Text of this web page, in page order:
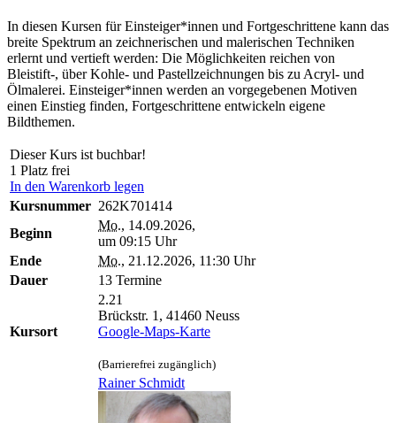
In diesen Kursen für Einsteiger*innen und Fortgeschrittene kann das
breite Spektrum an zeichnerischen und malerischen Techniken
erlernt und vertieft werden: Die Möglichkeiten reichen von
Bleistift-, über Kohle- und Pastellzeichnungen bis zu Acryl- und
Ölmalerei. Einsteiger*innen werden an vorgegebenen Motiven
einen Einstieg finden, Fortgeschrittene entwickeln eigene
Bildthemen.
Dieser Kurs ist buchbar!
1 Platz frei
In den Warenkorb legen
Kursnummer 262K701414
Beginn
Mo., 14.09.2026,
um 09:15 Uhr
Ende
Mo., 21.12.2026, 11:30 Uhr
Dauer
13 Termine
Kursort
2.21
Brückstr. 1, 41460 Neuss
Google-Maps-Karte
(Barrierefrei zugänglich)
Rainer Schmidt